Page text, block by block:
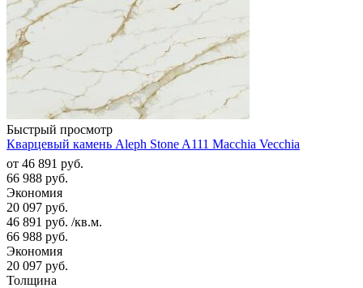
Быстрый просмотр
Кварцевый камень Aleph Stone A111 Macchia Vecchia
от 46 891 руб.
66 988 руб.
Экономия
20 097 руб.
46 891 руб. /кв.м.
66 988 руб.
Экономия
20 097 руб.
Толщина